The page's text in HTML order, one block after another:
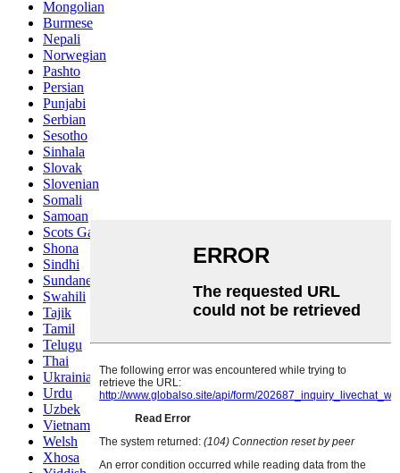
Mongolian
Burmese
Nepali
Norwegian
Pashto
Persian
Punjabi
Serbian
Sesotho
Sinhala
Slovak
Slovenian
Somali
Samoan
Scots Gaelic
Shona
Sindhi
Sundanese
Swahili
Tajik
Tamil
Telugu
Thai
Ukrainian
Urdu
Uzbek
Vietnamese
Welsh
Xhosa